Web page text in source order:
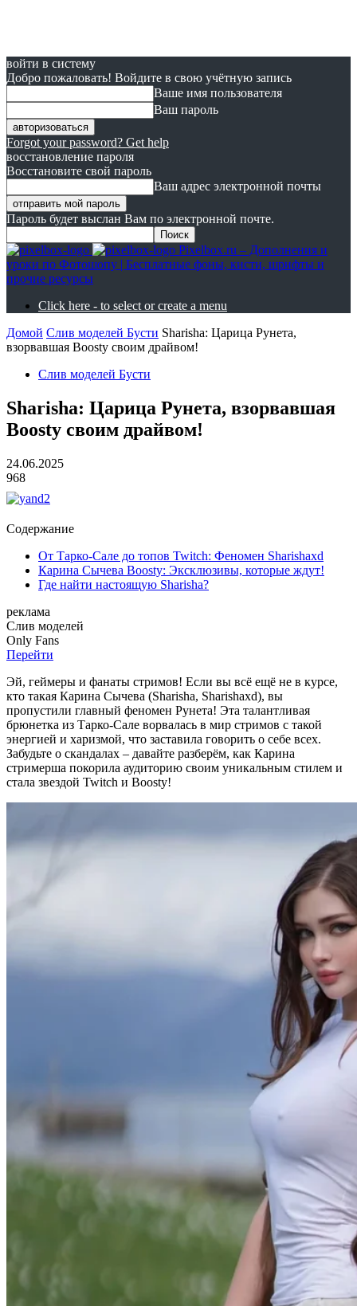
войти в систему
Добро пожаловать! Войдите в свою учётную запись
Ваше имя пользователя
Ваш пароль
Forgot your password? Get help
восстановление пароля
Восстановите свой пароль
Ваш адрес электронной почты
Пароль будет выслан Вам по электронной почте.
Pixelbox.ru – Дополнения и
уроки по Фотошопу | Бесплатные фоны, кисти, шрифты и
прочие ресурсы
Click here - to select or create a menu
Домой Слив моделей Бусти Sharisha: Царица Рунета,
взорвавшая Boosty своим драйвом!
Слив моделей Бусти
Sharisha: Царица Рунета, взорвавшая
Boosty своим драйвом!
24.06.2025
968
Содержание
От Тарко-Сале до топов Twitch: Феномен Sharishaxd
Карина Сычева Boosty: Эксклюзивы, которые ждут!
Где найти настоящую Sharisha?
реклама
Слив моделей
Only Fans
Перейти
Эй, геймеры и фанаты стримов! Если вы всё ещё не в курсе,
кто такая Карина Сычева (Sharisha, Sharishaxd), вы
пропустили главный феномен Рунета! Эта талантливая
брюнетка из Тарко-Сале ворвалась в мир стримов с такой
энергией и харизмой, что заставила говорить о себе всех.
Забудьте о скандалах – давайте разберём, как Карина
стримерша покорила аудиторию своим уникальным стилем и
стала звездой Twitch и Boosty!